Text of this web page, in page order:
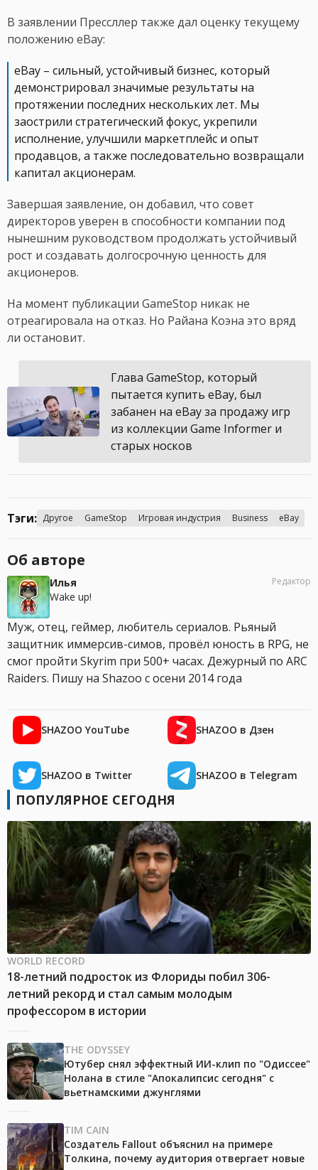
В заявлении Прессллер также дал оценку текущему
положению eBay:
eBay – сильный, устойчивый бизнес, который
демонстрировал значимые результаты на
протяжении последних нескольких лет. Мы
заострили стратегический фокус, укрепили
исполнение, улучшили маркетплейс и опыт
продавцов, а также последовательно возвращали
капитал акционерам.
Завершая заявление, он добавил, что совет
директоров уверен в способности компании под
нынешним руководством продолжать устойчивый
рост и создавать долгосрочную ценность для
акционеров.
На момент публикации GameStop никак не
отреагировала на отказ. Но Райана Коэна это вряд
ли остановит.
Глава GameStop, который
пытается купить eBay, был
забанен на eBay за продажу игр
из коллекции Game Informer и
старых носков
Тэги: Другое GameStop Игровая индустрия Business eBay
Об авторе
Илья
Wake up!
Редактор
Муж, отец, геймер, любитель сериалов. Рьяный
защитник иммерсив-симов, провёл юность в RPG, не
смог пройти Skyrim при 500+ часах. Дежурный по ARC
Raiders. Пишу на Shazoo с осени 2014 года
SHAZOO YouTube SHAZOO в Дзен
SHAZOO в Twitter SHAZOO в Telegram
ПОПУЛЯРНОЕ СЕГОДНЯ
WORLD RECORD
18-летний подросток из Флориды побил 306-
летний рекорд и стал самым молодым
профессором в истории
THE ODYSSEY
Ютубер снял эффектный ИИ-клип по "Одиссее"
Нолана в стиле "Апокалипсис сегодня" с
вьетнамскими джунглями
TIM CAIN
Создатель Fallout объяснил на примере
Толкина, почему аудитория отвергает новые